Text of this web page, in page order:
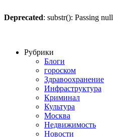
Deprecated: substr(): Passing
Рубрики
Блоги
гороском
Здравоохранение
Инфраструктура
Криминал
Культура
Москва
Недвижимость
Новости